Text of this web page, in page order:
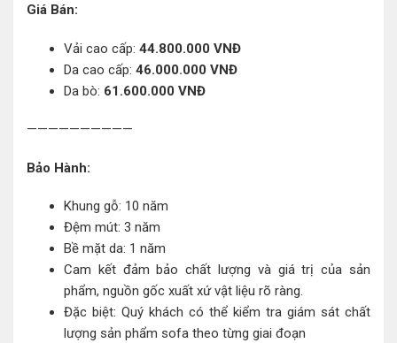
Giá Bán:
Vải cao cấp: 44.800.000 VNĐ
Da cao cấp: 46.000.000 VNĐ
Da bò: 61.600.000 VNĐ
——————————
Bảo Hành:
Khung gỗ: 10 năm
Đệm mút: 3 năm
Bề mặt da: 1 năm
Cam kết đảm bảo chất lượng và giá trị của sản
phẩm, nguồn gốc xuất xứ vật liệu rõ ràng.
Đặc biệt: Quý khách có thể kiểm tra giám sát chất
lượng sản phẩm sofa theo từng giai đoạn